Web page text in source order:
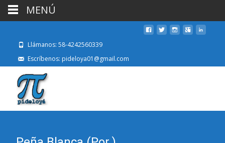
Llámanos: 58-4242560339
Escríbenos: pideloya01@gmail.com
MENÚ